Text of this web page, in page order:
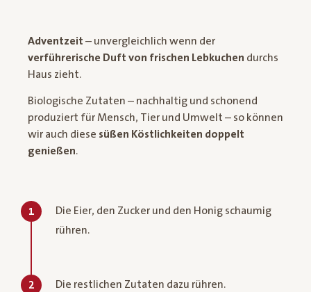
Adventzeit – unvergleichlich wenn der
verführerische Duft von frischen Lebkuchen durchs
Haus zieht.
Biologische Zutaten – nachhaltig und schonend
produziert für Mensch, Tier und Umwelt – so können
wir auch diese süßen Köstlichkeiten doppelt
genießen.
1
Die Eier, den Zucker und den Honig schaumig
rühren.
2 Die restlichen Zutaten dazu rühren.